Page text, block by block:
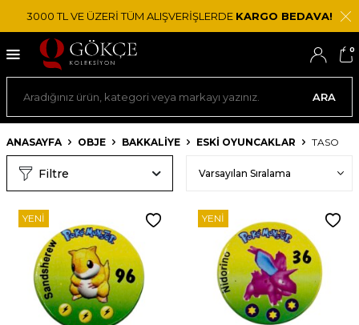
3000 TL VE ÜZERİ TÜM ALIŞVERİŞLERDE KARGO BEDAVA!
ARA
0
ANASAYFA OBJE BAKKALIYE ESKI OYUNCAKLAR TASO
Filtre
YENI YENI